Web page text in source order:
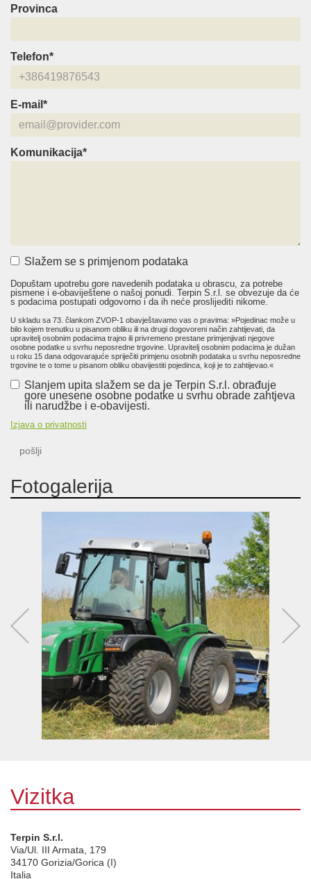
Provinca
Telefon*
E-mail*
Komunikacija*
Slažem se s primjenom podataka
Dopuštam upotrebu gore navedenih podataka u obrascu, za potrebe
pismene i e-obaviještene o našoj ponudi. Terpin S.r.l. se obvezuje da će
s podacima postupati odgovorno i da ih neće proslijediti nikome.
U skladu sa 73. člankom ZVOP-1 obavještavamo vas o pravima: »Pojedinac može u
bilo kojem trenutku u pisanom obliku ili na drugi dogovoreni način zahtijevati, da
upravitelj osobnim podacima trajno ili privremeno prestane primjenjivati njegove
osobne podatke u svrhu neposredne trgovine. Upravitelj osobnim podacima je dužan
u roku 15 dana odgovarajuće spriječiti primjenu osobnih podataka u svrhu neposredne
trgovine te o tome u pisanom obliku obavijestiti pojedinca, koji je to zahtijevao.«
Slanjem upita slažem se da je Terpin S.r.l. obrađuje
gore unesene osobne podatke u svrhu obrade zahtjeva
ili narudžbe i e-obavijesti.
Izjava o privatnosti
pošlji
Fotogalerija
Vizitka
Terpin S.r.l.
Via/Ul. III Armata, 179
34170 Gorizia/Gorica (I)
Italia